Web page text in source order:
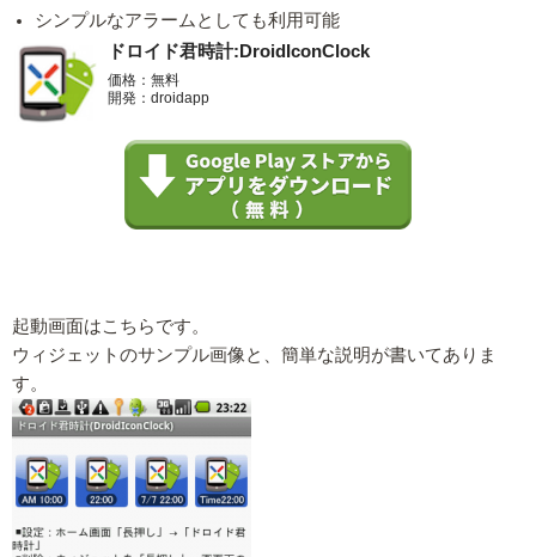
シンプルなアラームとしても利用可能
ドロイド君時計:DroidIconClock
価格：無料
開発：droidapp
起動画面はこちらです。
ウィジェットのサンプル画像と、簡単な説明が書いてありま
す。